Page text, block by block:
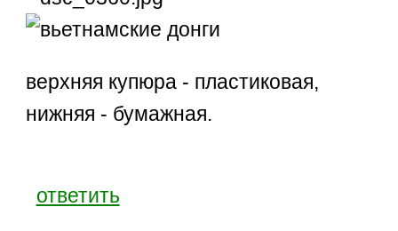
верхняя купюра - пластиковая,
нижняя - бумажная.
ответить